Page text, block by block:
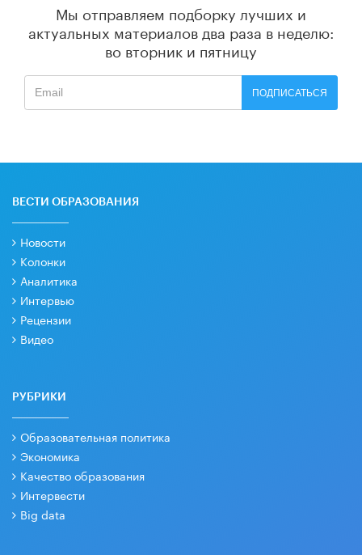
Мы отправляем подборку лучших и
актуальных материалов два раза в неделю:
во вторник и пятницу
ПОДПИСАТЬСЯ
ВЕСТИ ОБРАЗОВАНИЯ
Новости
Колонки
Аналитика
Интервью
Рецензии
Видео
РУБРИКИ
Образовательная политика
Экономика
Качество образования
Интервести
Big data